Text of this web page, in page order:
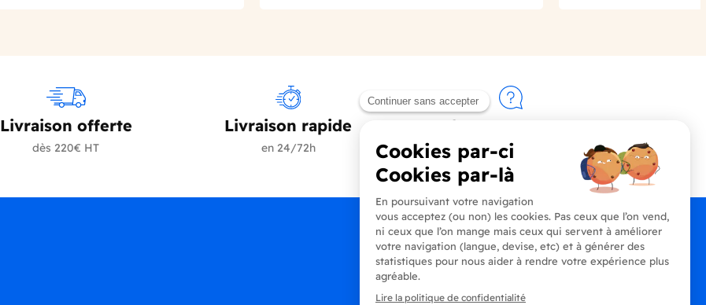
Livraison offerte
dès 220€ HT
Livraison rapide
en 24/72h
Contactez-nous
+33 (0)4 90 91 20 80